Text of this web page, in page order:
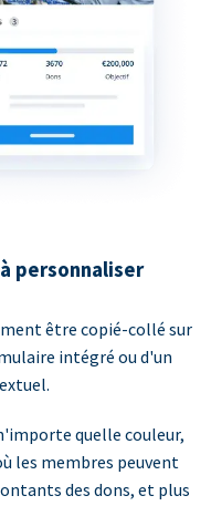
personnaliser
être copié-collé sur
intégré ou d'un
quelle couleur,
les membres peuvent
des dons, et plus